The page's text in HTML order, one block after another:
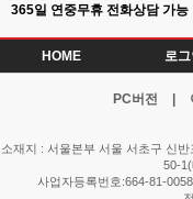
365일 연중무휴 전화상담 가능
HOME 로그
PC버전
소재지 : 서울본부 서울 서초구 신
50-
사업자등록번호:664-81-